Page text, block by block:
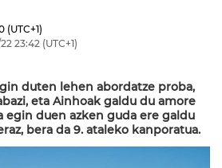
(UTC+1)
23:42 (UTC+1)
duten lehen abordatze proba,
eta Ainhoak galdu du amore
egin duen azken guda ere galdu
bera da 9. ataleko kanporatua.